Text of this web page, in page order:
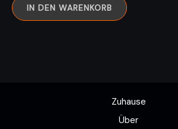
IN DEN WARENKORB
Zuhause
Über